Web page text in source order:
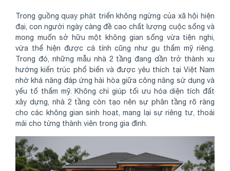
Trong guồng quay phát triển không ngừng của xã hội hiện
đại, con người ngày càng đề cao chất lượng cuộc sống và
mong muốn sở hữu một không gian sống vừa tiện nghi,
vừa thể hiện được cá tính cũng như gu thẩm mỹ riêng.
Trong đó, những mẫu nhà 2 tầng đang dần trở thành xu
hướng kiến trúc phổ biến và được yêu thích tại Việt Nam
nhờ khả năng đáp ứng hài hòa giữa công năng sử dụng và
yếu tố thẩm mỹ. Không chỉ giúp tối ưu hóa diện tích đất
xây dựng, nhà 2 tầng còn tạo nên sự phân tầng rõ ràng
cho các không gian sinh hoạt, mang lại sự riêng tư, thoải
mái cho từng thành viên trong gia đình.